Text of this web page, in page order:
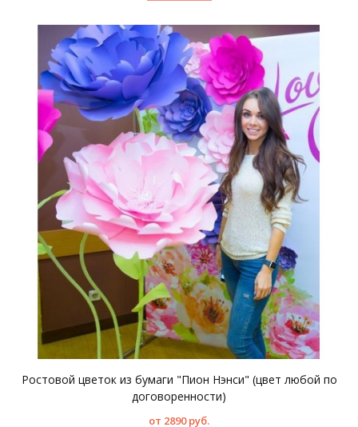
Ростовой цветок из бумаги "Пион Нэнси" (цвет любой по
договоренности)
от 2890 руб.